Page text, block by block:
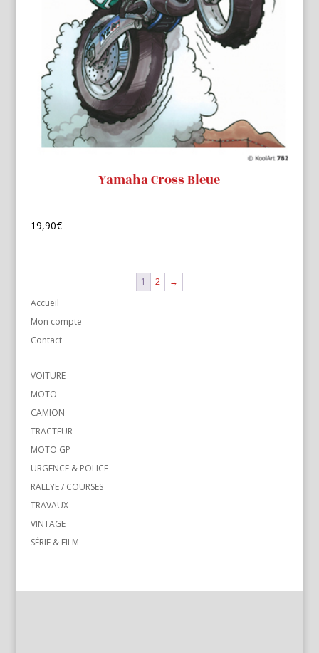
Yamaha Cross Bleue
19,90€
1 2
→
Accueil
Mon compte
Contact
VOITURE
MOTO
CAMION
TRACTEUR
MOTO GP
URGENCE & POLICE
RALLYE / COURSES
TRAVAUX
VINTAGE
SÉRIE & FILM